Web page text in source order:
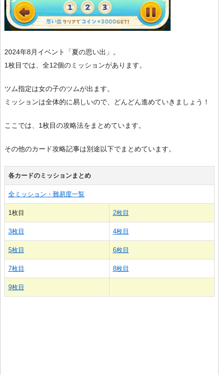
2024年8月イベント「夏の思い出」。
1枚目では、全12個のミッションがあります。
ツム指定は女の子のツムが出ます。
ミッションは全体的に易しいので、どんどん進めていきましょう！
ここでは、1枚目の攻略法をまとめています。
その他のカード攻略記事は別途以下でまとめています。
各カードのミッションまとめ
全ミッション・難易度一覧
1枚目 2枚目
3枚目 4枚目
5枚目 6枚目
7枚目 8枚目
9枚目